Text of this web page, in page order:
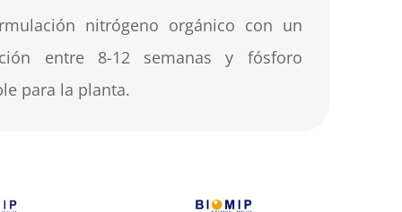
rmulación nitrógeno orgánico con un
ción entre 8-12 semanas y fósforo
le para la planta.